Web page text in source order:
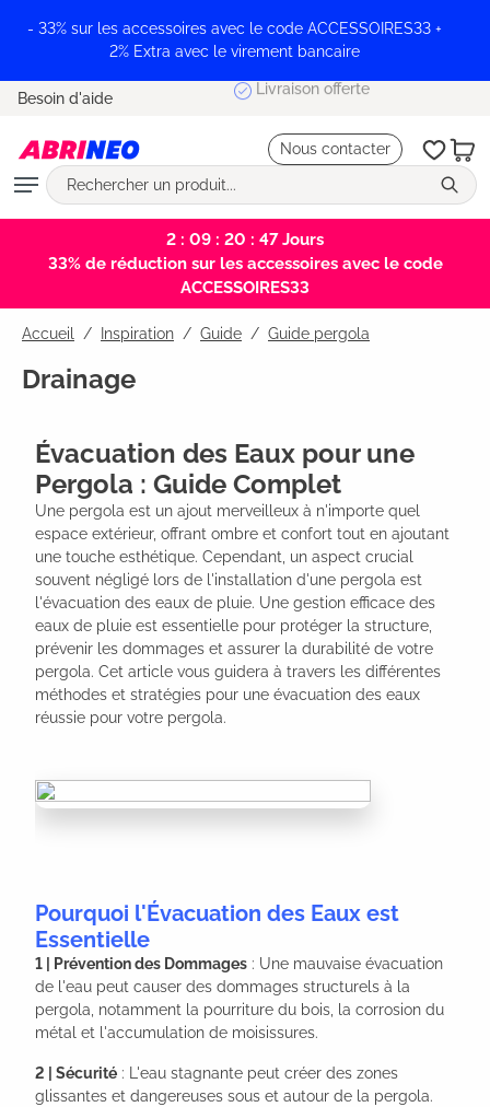
principal
- 33% sur les accessoires avec le code ACCESSOIRES33 +
2% Extra avec le virement bancaire
Besoin d'aide Livraison offerte
Nous contacter
2 : 09 : 20 : 47Jours
33% de réduction sur les accessoires avec le code
ACCESSOIRES33
Accueil Inspiration / Guide / Guide pergola
Drainage
Évacuation des Eaux pour une
Pergola : Guide Complet
Une pergola est un ajout merveilleux à n'importe quel
espace extérieur, offrant ombre et confort tout en ajoutant
une touche esthétique. Cependant, un aspect crucial
souvent négligé lors de l'installation d'une pergola est
l'évacuation des eaux de pluie. Une gestion efficace des
eaux de pluie est essentielle pour protéger la structure,
prévenir les dommages et assurer la durabilité de votre
pergola. Cet article vous guidera à travers les différentes
méthodes et stratégies pour une évacuation des eaux
réussie pour votre pergola.
Pourquoi l'Évacuation des Eaux est
Essentielle
1 | Prévention des Dommages : Une mauvaise évacuation
de l'eau peut causer des dommages structurels à la
pergola, notamment la pourriture du bois, la corrosion du
métal et l'accumulation de moisissures.
2 | Sécurité : L'eau stagnante peut créer des zones
glissantes et dangereuses sous et autour de la pergola.